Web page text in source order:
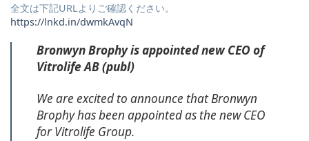
全文は下記URLよりご確認ください。
https://lnkd.in/dwmkAvqN
Bronwyn Brophy is appointed new CEO of
Vitrolife AB (publ)
We are excited to announce that Bronwyn
Brophy has been appointed as the new CEO
for Vitrolife Group.